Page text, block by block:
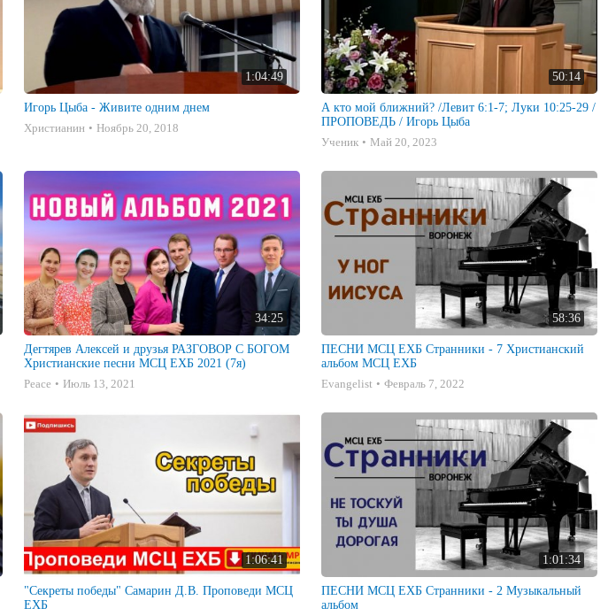
1:04:49
Игорь Цыба - Живите одним днем
Христианин
Ноябрь 20, 2018
50:14
А кто мой ближний? /Левит 6:1-7; Луки 10:25-29 /
ПРОПОВЕДЬ / Игорь Цыба
Ученик
Май 20, 2023
34:25
Дегтярев Алексей и друзья РАЗГОВОР С БОГОМ
Христианские песни МСЦ ЕХБ 2021 (7я)
Peace
Июль 13, 2021
58:36
ПЕСНИ МСЦ ЕХБ Странники - 7 Христианский
альбом МСЦ ЕХБ
Evangelist
Февраль 7, 2022
1:06:41
"Секреты победы" Самарин Д.В. Проповеди МСЦ
ЕХБ
1:01:34
ПЕСНИ МСЦ ЕХБ Странники - 2 Музыкальный
альбом